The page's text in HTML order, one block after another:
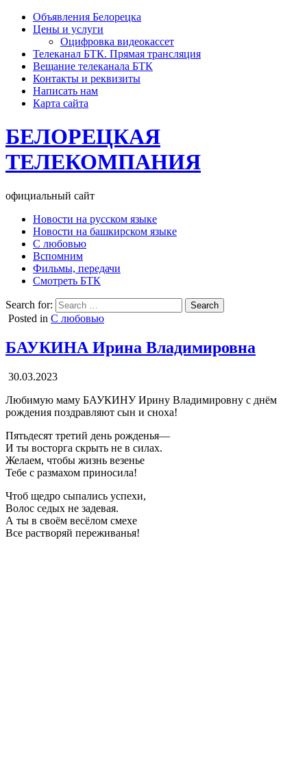
Объявления Белорецка
Цены и услуги
Оцифровка видеокассет
Телеканал БТК. Прямая трансляция
Вещание телеканала БТК
Контакты и реквизиты
Написать нам
Карта сайта
БЕЛОРЕЦКАЯ
ТЕЛЕКОМПАНИЯ
официальный сайт
Новости на русском языке
Новости на башкирском языке
С любовью
Вспомним
Фильмы, передачи
Смотреть БТК
Search for:
Posted in С любовью
БАУКИНА Ирина Владимировна
30.03.2023
Любимую маму БАУКИНУ Ирину Владимировну с днём
рождения поздравляют сын и сноха!
Пятьдесят третий день рожденья—
И ты восторга скрыть не в силах.
Желаем, чтобы жизнь везенье
Тебе с размахом приносила!
Чтоб щедро сыпались успехи,
Волос седых не задевая.
А ты в своём весёлом смехе
Все растворяй переживанья!